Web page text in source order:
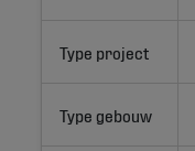
Type project
Type gebouw